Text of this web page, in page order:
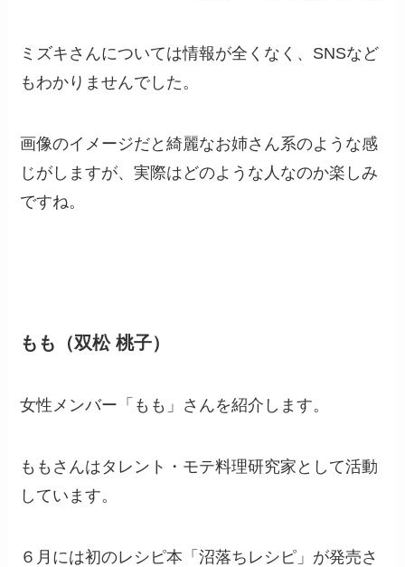
ミズキさんについては情報が全くなく、SNSなど
もわかりませんでした。
画像のイメージだと綺麗なお姉さん系のような感
じがしますが、実際はどのような人なのか楽しみ
ですね。
もも（双松 桃子）
女性メンバー「もも」さんを紹介します。
ももさんはタレント・モテ料理研究家として活動
しています。
６月には初のレシピ本「沼落ちレシピ」が発売さ